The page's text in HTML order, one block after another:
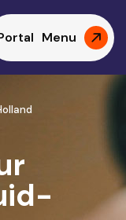
Menu